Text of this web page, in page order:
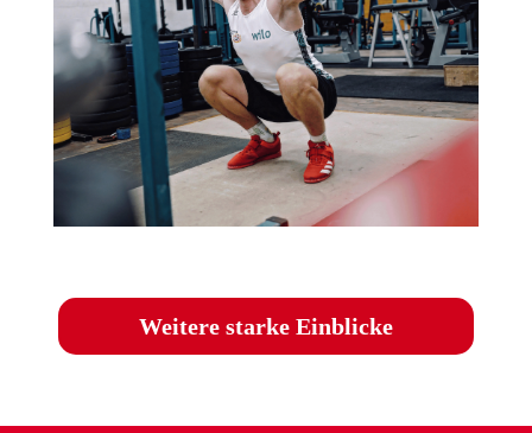
Weitere starke Einblicke